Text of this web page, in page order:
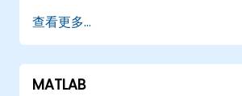
模式灵活，适应您的运营需求。远程
安全的交互式远程桌面环境进行，
实际操作指导，不受地域限制。或
下咨询，可直接在的客户场所或我们
查看更多...
MATLAB